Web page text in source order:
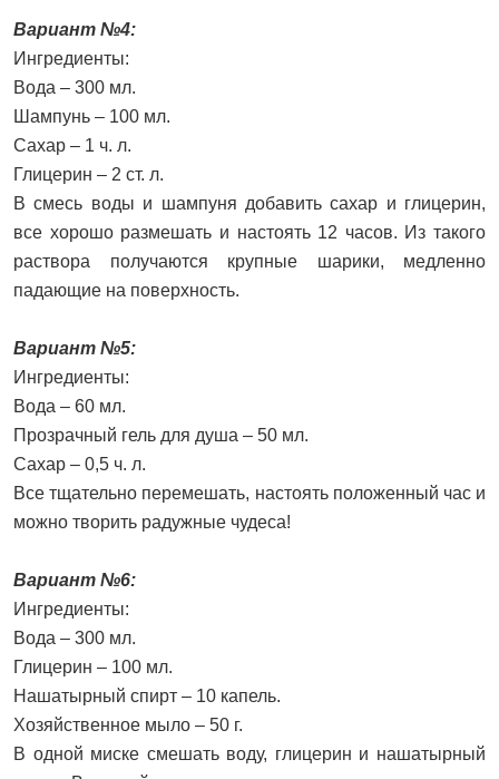
Вариант №4:
Ингредиенты:
Вода – 300 мл.
Шампунь – 100 мл.
Сахар – 1 ч. л.
Глицерин – 2 ст. л.
В смесь воды и шампуня добавить сахар и глицерин,
все хорошо размешать и настоять 12 часов. Из такого
раствора получаются крупные шарики, медленно
падающие на поверхность.
Вариант №5:
Ингредиенты:
Вода – 60 мл.
Прозрачный гель для душа – 50 мл.
Сахар – 0,5 ч. л.
Все тщательно перемешать, настоять положенный час и
можно творить радужные чудеса!
Вариант №6:
Ингредиенты:
Вода – 300 мл.
Глицерин – 100 мл.
Нашатырный спирт – 10 капель.
Хозяйственное мыло – 50 г.
В одной миске смешать воду, глицерин и нашатырный